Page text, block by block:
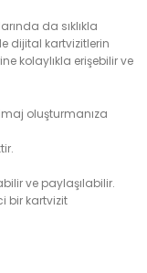
da sıklıkla
dijital kartvizitlerin
kolaylıkla erişebilir ve
oluşturmanıza
ve paylaşılabilir.
bir kartvizit